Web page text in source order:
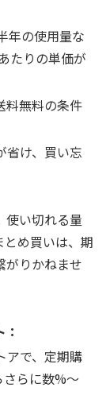
年の使用量な
たりの単価が
料無料の条件
省け、買い忘
使い切れる量
め買いは、期
がりかねませ
アで、定期購
らに数%〜